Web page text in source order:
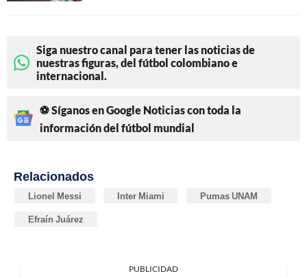
Siga nuestro canal para tener las noticias de
nuestras figuras, del fútbol colombiano e
internacional.
⚽ Síganos en Google Noticias con toda la
información del fútbol mundial
Relacionados
Lionel Messi Inter Miami Pumas UNAM
Efraín Juárez
PUBLICIDAD